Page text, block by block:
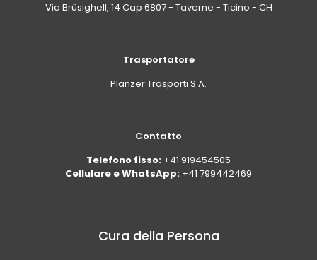
Via Brüsighell, 14 Cap 6807 - Taverne - Ticino - CH
Trasportatore
Planzer Trasporti S.A.
Contatto
Telefono fisso: +41 919454505
Cellulare e WhatsApp: +41 799442469
Cura della Persona